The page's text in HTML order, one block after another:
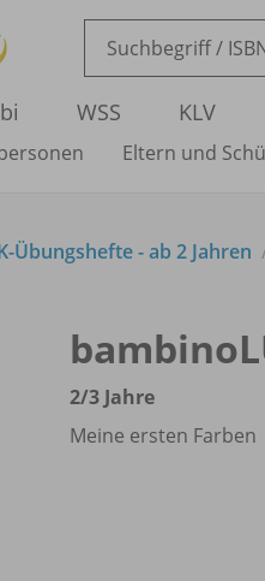
WSS KLV
Eltern und
Übungshefte - ab 2 Jahren
2/3 Jahre
Meine ersten Farben